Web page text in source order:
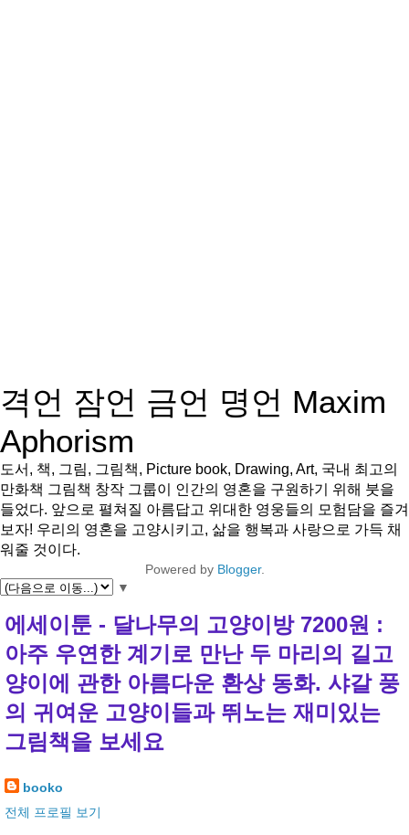
격언 잠언 금언 명언 Maxim
Aphorism
도서, 책, 그림, 그림책, Picture book, Drawing, Art, 국내 최고의
만화책 그림책 창작 그룹이 인간의 영혼을 구원하기 위해 붓을
들었다. 앞으로 펼쳐질 아름답고 위대한 영웅들의 모험담을 즐겨
보자! 우리의 영혼을 고양시키고, 삶을 행복과 사랑으로 가득 채
워줄 것이다.
Powered by Blogger.
▼
에세이툰 - 달나무의 고양이방 7200원 :
아주 우연한 계기로 만난 두 마리의 길고
양이에 관한 아름다운 환상 동화. 샤갈 풍
의 귀여운 고양이들과 뛰노는 재미있는
그림책을 보세요
booko
전체 프로필 보기